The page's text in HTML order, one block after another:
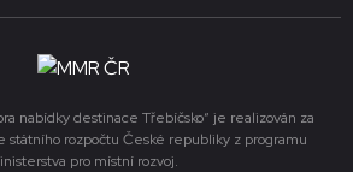
nabídky destinace Třebíčsko“ je realizován za
státního rozpočtu České republiky z programu
pro místní rozvoj.